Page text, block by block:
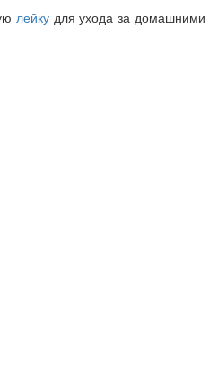
лейку для ухода за домашними